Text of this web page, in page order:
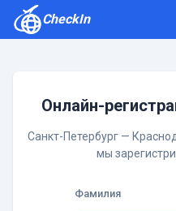
CheckIn
Онлайн-
Санкт-Петербург —
мы
Фамилия